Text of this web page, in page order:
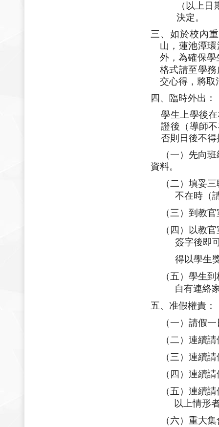
（以上
決定。
三、如於校內
山，蓮池潭
外，為確保
格式請至學
交心得，將取
四、臨時外出：
學生上學後
證後（導師
否則日後不
（一）先向
資料。
（二）填妥
不在時（
（三）到教
（四）以教
簽字後即
得以學生
（五）學生
自有連絡
五、准假權責：
（一）請假
（二）連續
（三）連續
（四）連續
（五）連續
以上情形
（六）重大